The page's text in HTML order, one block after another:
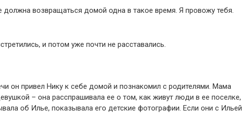
возвращаться домой одна в такое время. Я провожу тебя.
и потом уже почти не расставались.
он привел Нику к себе домой и познакомил с родителями. Мама
– она расспрашивала ее о том, как живут люди в ее поселке,
об Илье, показывала его детские фотографии. Если они с Ильей